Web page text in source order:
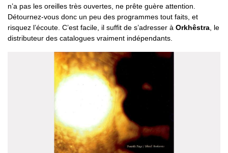
n’a pas les oreilles très ouvertes, ne prête guère attention.
Détournez-vous donc un peu des programmes tout faits, et
risquez l’écoute. C’est facile, il suffit de s’adresser à Orkhêstra , le
distributeur des catalogues vraiment indépendants.